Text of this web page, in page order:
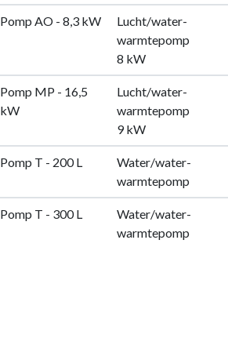
Pomp AO - 8,3 kW
Lucht/water-
warmtepomp
8 kW
Pomp MP - 16,5
kW
Lucht/water-
warmtepomp
9 kW
Pomp T - 200 L
Water/water-
warmtepomp
Pomp T - 300 L
Water/water-
warmtepomp